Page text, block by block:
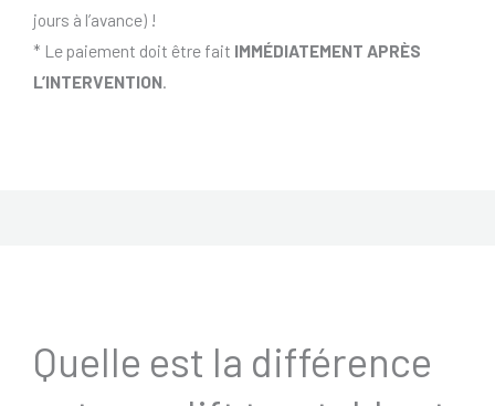
jours à l’avance) !
* Le paiement doit être fait IMMÉDIATEMENT APRÈS
L’INTERVENTION
Quelle est la différence